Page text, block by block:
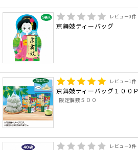
レビュー0件
京舞妓ティーバッグ
レビュー1件
京舞妓ティーバッグ１００Ｐ
限定個数５００
レビュー0件